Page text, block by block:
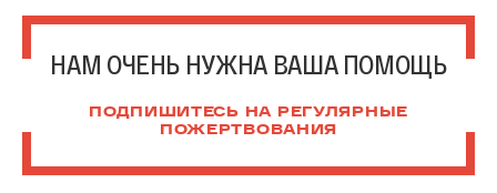
НАМ ОЧЕНЬ НУЖНА ВАША ПОМОЩЬ
ПОДПИШИТЕСЬ НА РЕГУЛЯРНЫЕ
ПОЖЕРТВОВАНИЯ